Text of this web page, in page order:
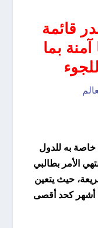
قائمة
بما
خاصة به للدول
الأمر بطالبي
حيث يتعين
أشهر كحد أقصى